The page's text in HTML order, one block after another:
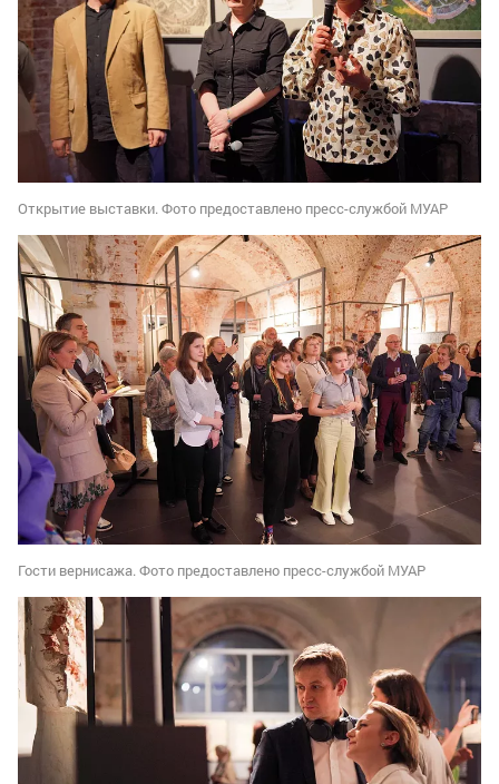
Открытие выставки. Фото предоставлено пресс-службой МУАР
Гости вернисажа. Фото предоставлено пресс-службой МУАР